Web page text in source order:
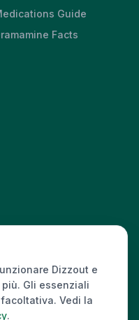
Guide
Facts
Partners For Business
Dizzout e
Gli essenziali
Vedi la
.